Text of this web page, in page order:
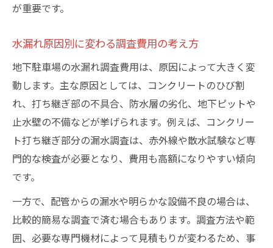
が重要です。
水漏れ原因別に変わる調査費用の考え方
地下駐車場の水漏れ調査費用は、原因によって大きく変
動します。主な原因としては、コンクリートのひび割
れ、打ち継ぎ部の不具合、防水層の劣化、地下ピットや
止水壁の不備などが挙げられます。例えば、コンクリー
ト打ち継ぎ部分の漏水調査は、赤外線や散水試験など専
門的な検査が必要となり、費用も高額になりやすい傾向
です。
一方で、配管からの漏水や明らかな設備不良の場合は、
比較的簡易な調査で済む場合もあります。調査方法や範
囲、必要な専門機材によって見積もりが変わるため、事